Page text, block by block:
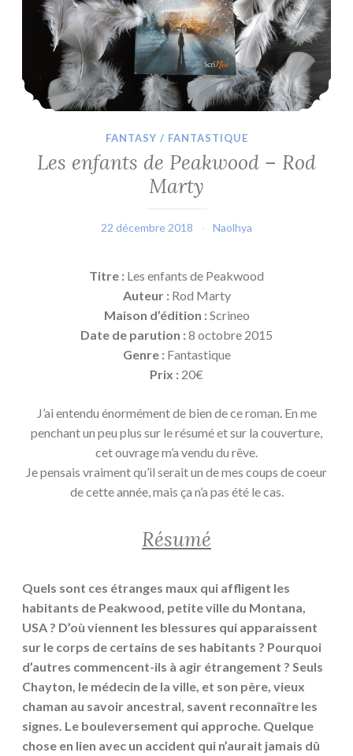
FANTASY / FANTASTIQUE
Les enfants de Peakwood – Rod
Marty
22 décembre 2018 Naolhya
Titre : Les enfants de Peakwood
Auteur : Rod Marty
Maison d’édition :Scrineo
Date de parution :8 octobre 2015
Genre : Fantastique
Prix : 20€
J’ai entendu énormément de bien de ce roman. En me
penchant un peu plus sur le résumé et sur la couverture,
cet ouvrage m’a vendu du rêve.
Je pensais vraiment qu’il serait un de mes coups de coeur
de cette année, mais ça n’a pas été le cas.
Résumé
Quels sont ces étranges maux qui affligent les
habitants de Peakwood, petite ville du Montana,
USA ? D’où viennent les blessures qui apparaissent
sur le corps de certains de ses habitants ? Pourquoi
d’autres commencent-ils à agir étrangement ? Seuls
Chayton, le médecin de la ville, et son père, vieux
chaman au savoir ancestral, savent reconnaître les
signes. Le bouleversement qui approche. Quelque
chose en lien avec un accident qui n’aurait jamais dû